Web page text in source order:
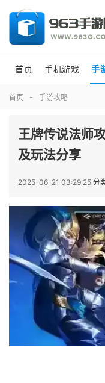
首页 手机游戏 手
首页 手游攻略
王牌传说法师
及玩法分享
2025-06-21 03:29:25 分